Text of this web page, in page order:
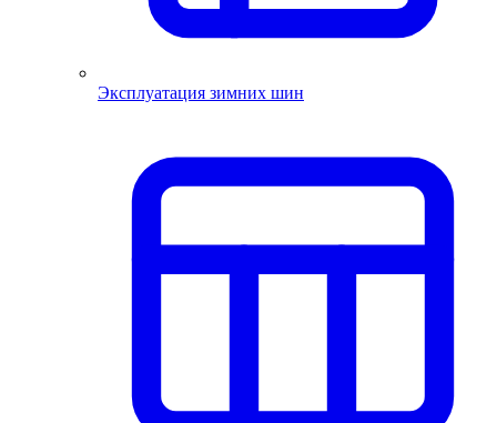
Эксплуатация зимних шин